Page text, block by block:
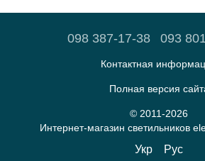
098 387-17-38 093
Контактная
Полная версия
© 2011-2026
Интернет-магазин светильников
Укр Рус